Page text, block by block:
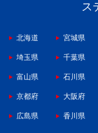
ス
北海道 宮城県
埼玉県 千葉県
富山県 石川県
京都府 大阪府
広島県 香川県